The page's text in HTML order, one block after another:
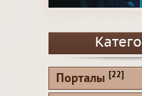
Порталы [22]